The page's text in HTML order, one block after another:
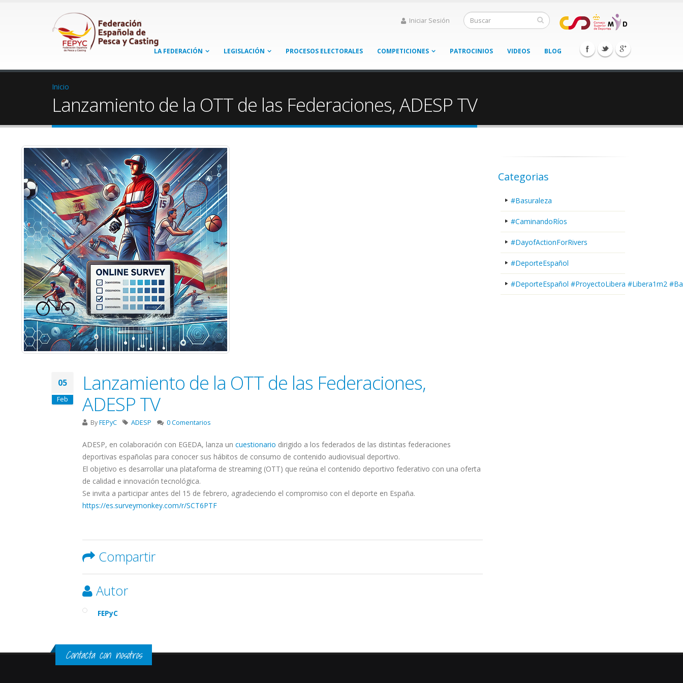
Iniciar Sesión
LA FEDERACIÓN LEGISLACIÓN PROCESOS ELECTORALES COMPETICIONES PATROCINIOS VIDEOS BLOG
Inicio
Lanzamiento de la OTT de las Federaciones, ADESP TV
05
Feb
Lanzamiento de la OTT de las Federaciones,
ADESP TV
ByFEPyC ADESP 0 Comentarios
ADESP, en colaboración con EGEDA, lanza un cuestionario dirigido a los federados de las distintas federaciones
deportivas españolas para conocer sus hábitos de consumo de contenido audiovisual deportivo.
El objetivo es desarrollar una plataforma de streaming (OTT) que reúna el contenido deportivo federativo con una oferta
de calidad e innovación tecnológica.
Se invita a participar antes del 15 de febrero, agradeciendo el compromiso con el deporte en España.
https://es.surveymonkey.com/r/SCT6PTF
Compartir
Autor
FEPyC
Categorias
#Basuraleza
#CaminandoRíos
#DayofActionForRivers
#DeporteEspañol
#DeporteEspañol #ProyectoLibera #Libera1m2
Contacta con nosotros